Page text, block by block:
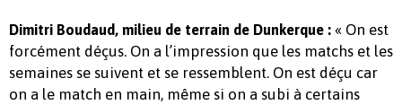
Dimitri Boudaud, milieu de terrain de Dunkerque : « On est
forcément déçus. On a l’impression que les matchs et les
semaines se suivent et se ressemblent. On est déçu car
on a le match en main, même si on a subi à certains